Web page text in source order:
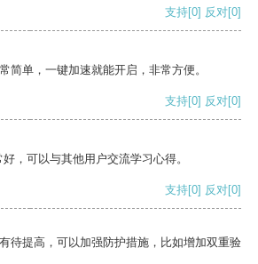
支持[0] 反对[0]
简单，一键加速就能开启，非常方便。
支持[0] 反对[0]
，可以与其他用户交流学习心得。
支持[0] 反对[0]
待提高，可以加强防护措施，比如增加双重验